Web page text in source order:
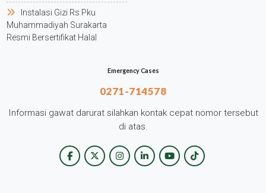
Instalasi Gizi Rs Pku
Muhammadiyah Surakarta
Resmi Bersertifikat Halal
Emergency Cases
0271-714578
Informasi gawat darurat silahkan kontak cepat nomor tersebut
di atas.